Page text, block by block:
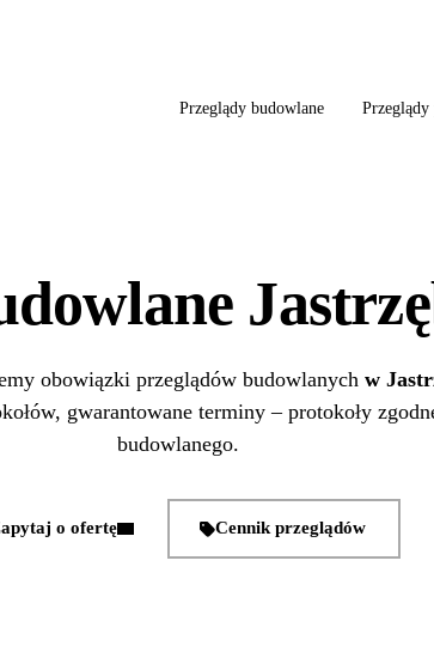
Przeglądy budowlane Przeglądy
obowiązki przeglądów budowlanych w
gwarantowane terminy – protokoły
budowlanego.
o ofertę Cennik przeglądów